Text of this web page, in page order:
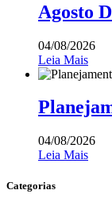
Agosto
04/08/2026
Leia Mais
04/08/2026
Leia Mais
Categorias